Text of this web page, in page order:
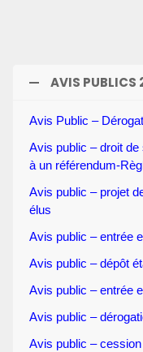
AVIS PUBLICS
Avis Public –
Avis public – droit
à un référendum-
Avis public – projet
élus
Avis public – entrée
Avis public – dépôt
Avis public – entrée
Avis public –
Avis public –